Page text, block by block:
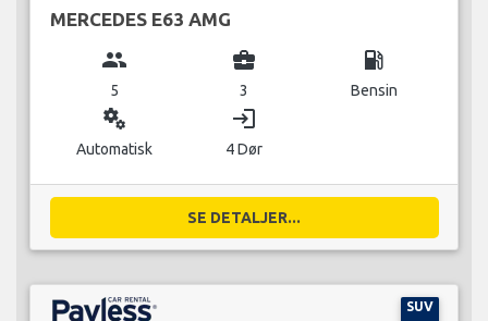
MERCEDES E63 AMG
group
5
business_center
3
local_gas_station
Bensin
miscellaneous_services
Automatisk
login
4 Dør
SE DETALJER...
SUV